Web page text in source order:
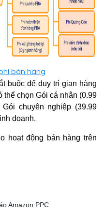
bán hàng
buộc để duy trì gian hàng
chọn Gói cá nhân (0.99
chuyên nghiệp (39.99
doanh.
hoạt động bán hàng trên
Amazon PPC